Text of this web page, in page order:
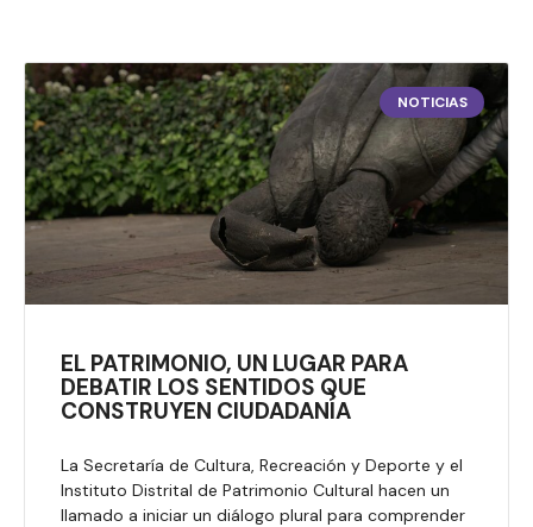
NOTICIAS
EL PATRIMONIO, UN LUGAR PARA
DEBATIR LOS SENTIDOS QUE
CONSTRUYEN CIUDADANÍA
La Secretaría de Cultura, Recreación y Deporte y el
Instituto Distrital de Patrimonio Cultural hacen un
llamado a iniciar un diálogo plural para comprender